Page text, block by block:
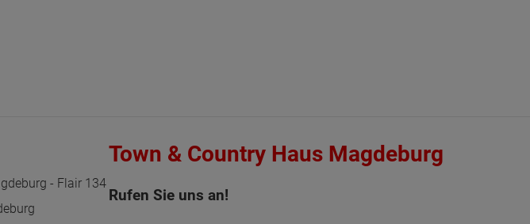
- Flair 134
Town & Country Haus Magdeburg
Rufen Sie uns an!